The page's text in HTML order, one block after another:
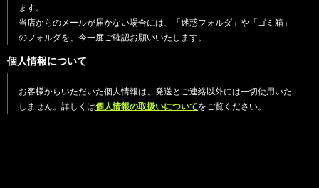
ます。
当店からのメールが届かない場合には、「迷惑フォルダ」や「ゴミ箱」
のフォルダを、今一度ご確認お願いいたします。
個人情報について
お客様からいただいた個人情報は、発送とご連絡以外には一切使用いた
しません。詳しくは個人情報の取扱いについてをご覧ください。